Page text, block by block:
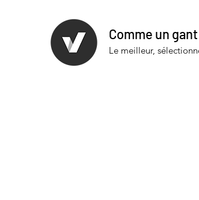
Comme un gant
Le meilleur,